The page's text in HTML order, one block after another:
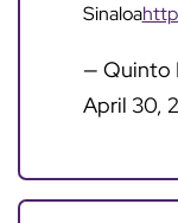
Sinaloa
— Quinto
April 30,